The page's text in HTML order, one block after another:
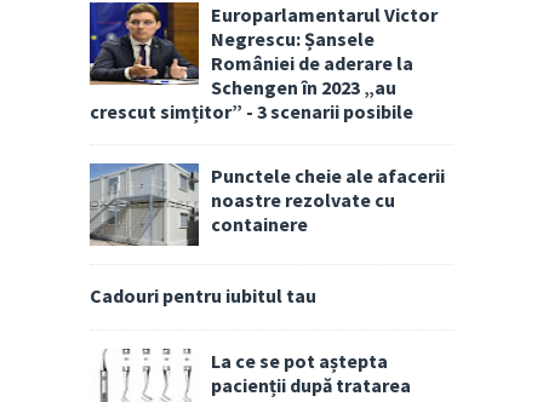
Europarlamentarul Victor
Negrescu: Șansele
României de aderare la
Schengen în 2023 „au
crescut simțitor” - 3 scenarii posibile
Punctele cheie ale afacerii
noastre rezolvate cu
containere
Cadouri pentru iubitul tau
La ce se pot aștepta
pacienții după tratarea